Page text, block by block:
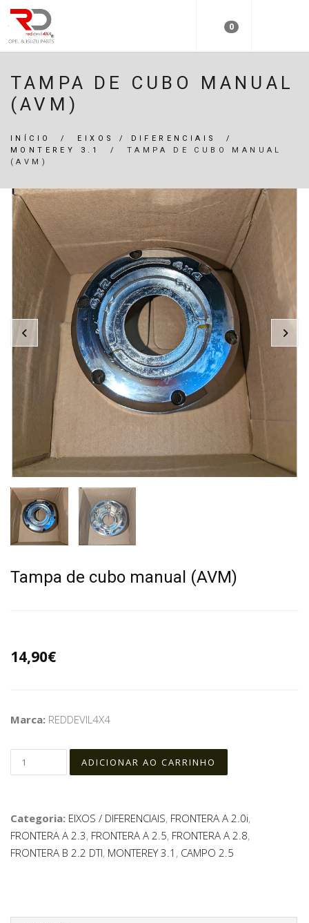
0
TAMPA DE CUBO MANUAL
(AVM)
INÍCIO / EIXOS / DIFERENCIAIS
/
MONTEREY 3.1
/ TAMPA DE CUBO MANUAL
(AVM)
Tampa de cubo manual (AVM)
14,90€
Marca: REDDEVIL4X4
Categoria: EIXOS / DIFERENCIAIS, FRONTERA A 2.0i,
FRONTERA A 2.3, FRONTERA A 2.5, FRONTERA A 2.8,
FRONTERA B 2.2 DTI, MONTEREY 3.1 , CAMPO 2.5